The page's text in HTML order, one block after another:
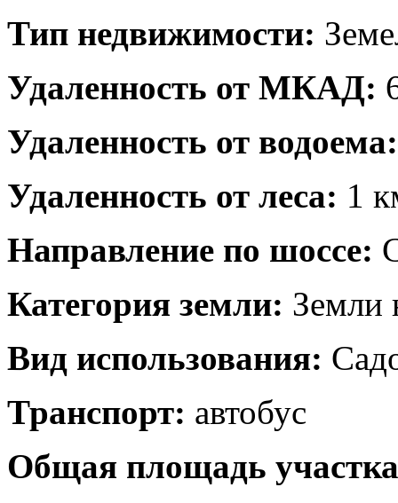
Тип недвижимости:
Удаленность от МКАД:
Удаленность от водоема:
Удаленность от леса: 1
Направление по шоссе:
Категория земли: Земли
Вид использования:
Транспорт: автобус
Общая площадь